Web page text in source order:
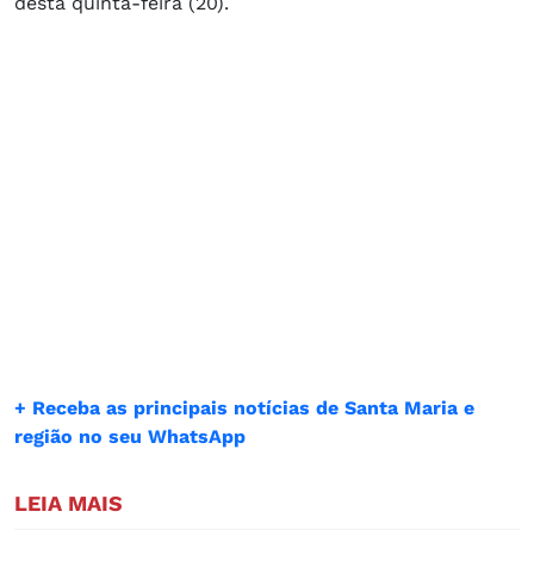
+ Receba as principais notícias de Santa Maria e
região no seu WhatsApp
LEIA MAIS